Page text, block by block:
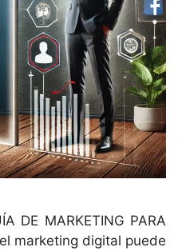
DE MARKETING PARA
marketing digital puede